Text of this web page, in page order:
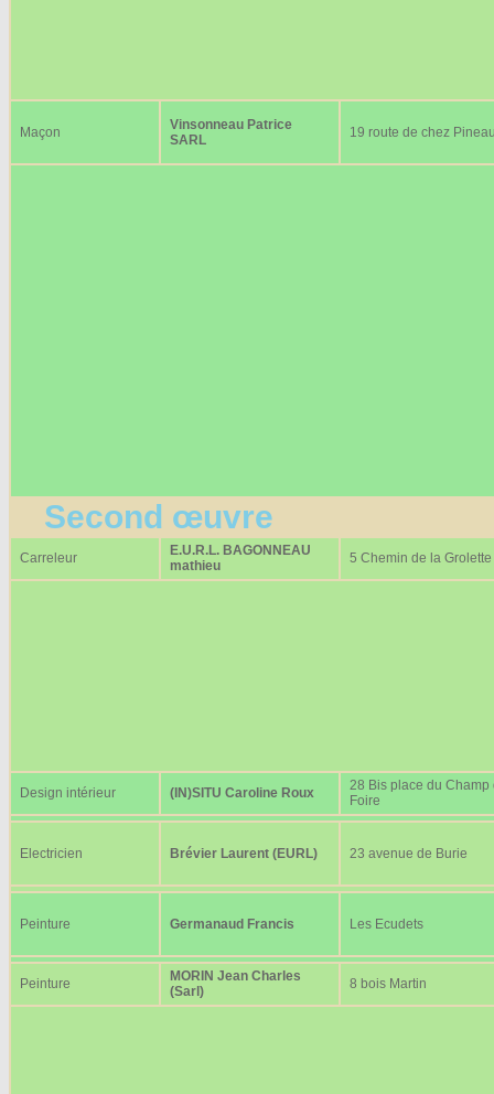
Maçon
Vinsonneau Patrice
SARL
19 route de chez
Second œuvre
Carreleur
E.U.R.L. BAGONNEAU
mathieu
5 Chemin de la Grolette
Design intérieur (IN)SITU Caroline Roux
28 Bis place du Champ
Foire
Electricien Brévier Laurent (EURL) 23 avenue de Burie
Peinture Germanaud Francis Les Ecudets
Peinture
MORIN Jean Charles
(Sarl)
8 bois Martin